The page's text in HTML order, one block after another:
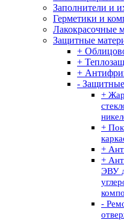
Заполнители и
Герметики и
Лакокрасочные
Защитные
+
+
+
-
+
+
+
+
ЭВУ
-